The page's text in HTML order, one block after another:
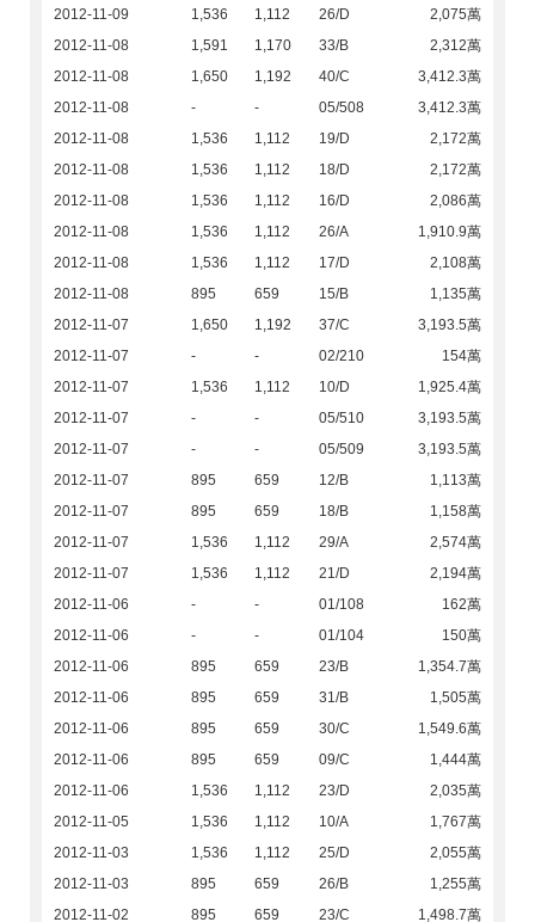
2012-11-09 1,536 1,112 26/D
2,075萬
2012-11-08
1,591 1,170 33/B
2,312萬
2012-11-08
1,650 1,192 40/C
3,412.3萬
2012-11-08
- - 05/508
3,412.3萬
2012-11-08
1,536 1,112 19/D
2,172萬
2012-11-08
1,536 1,112 18/D
2,172萬
2012-11-08
1,536 1,112 16/D
2,086萬
2012-11-08
1,536 1,112 26/A
1,910.9萬
2012-11-08
1,536 1,112 17/D
2,108萬
2012-11-08
895 659 15/B
1,135萬
2012-11-07
1,650 1,192 37/C
3,193.5萬
2012-11-07
- - 02/210
154萬
2012-11-07
1,536 1,112 10/D
1,925.4萬
2012-11-07
- - 05/510
3,193.5萬
2012-11-07
- - 05/509
3,193.5萬
2012-11-07
895 659 12/B
1,113萬
2012-11-07
895 659 18/B
1,158萬
2012-11-07
1,536 1,112 29/A
2,574萬
2012-11-07
1,536 1,112 21/D
2,194萬
2012-11-06
- - 01/108
162萬
2012-11-06
- - 01/104
150萬
2012-11-06
895 659 23/B
1,354.7萬
2012-11-06
895 659 31/B
1,505萬
2012-11-06
895 659 30/C
1,549.6萬
2012-11-06
895 659 09/C
1,444萬
2012-11-06
1,536 1,112 23/D
2,035萬
2012-11-05
1,536 1,112 10/A
1,767萬
2012-11-03
1,536 1,112 25/D
2,055萬
2012-11-03
895 659 26/B
1,255萬
2012-11-02
895 659 23/C
1,498.7萬